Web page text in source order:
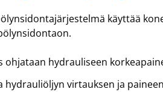
käyttää
ohjataan hydrauliseen
virtauksen ja